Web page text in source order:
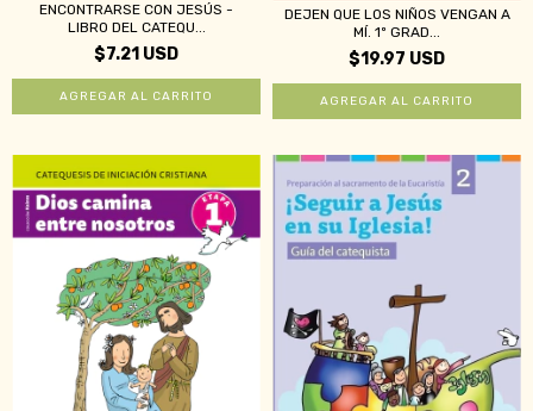
ENCONTRARSE CON JESÚS -
LIBRO DEL CATEQU...
$7.21 USD
DEJEN QUE LOS NIÑOS VENGAN A
MÍ. 1º GRAD...
$19.97 USD